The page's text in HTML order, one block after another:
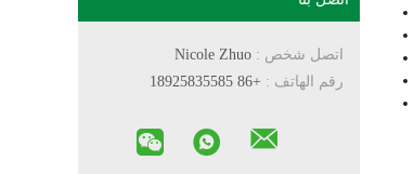
اتصل شخص :
رقم الهاتف : +86 18925835585